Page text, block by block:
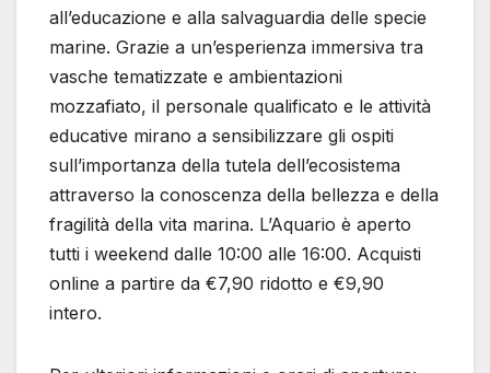
all’educazione e alla salvaguardia delle specie
marine. Grazie a un’esperienza immersiva tra
vasche tematizzate e ambientazioni
mozzafiato, il personale qualificato e le attività
educative mirano a sensibilizzare gli ospiti
sull’importanza della tutela dell’ecosistema
attraverso la conoscenza della bellezza e della
fragilità della vita marina. L’Aquario è aperto
tutti i weekend dalle 10:00 alle 16:00. Acquisti
online a partire da €7,90 ridotto e €9,90
intero.